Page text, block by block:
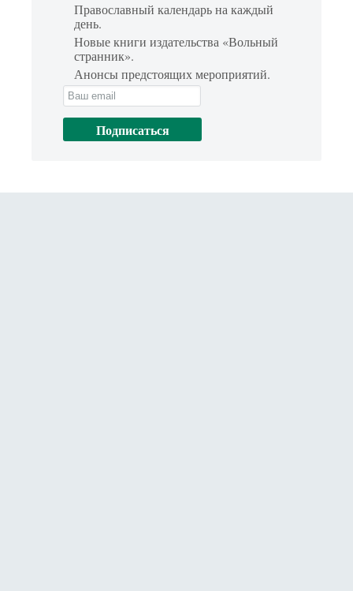
Православный календарь на каждый
день.
Новые книги издательства «Вольный
странник».
Анонсы предстоящих мероприятий.